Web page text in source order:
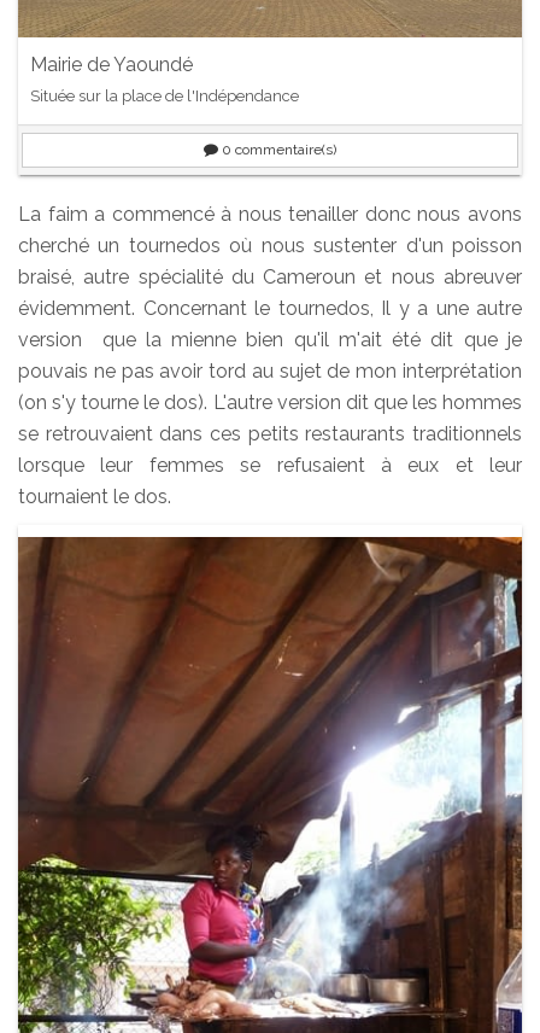
Mairie de Yaoundé
Située sur la place de l'Indépendance
0 commentaire(s)
La faim a commencé à nous tenailler donc nous avons
cherché un tournedos où nous sustenter d'un poisson
braisé, autre spécialité du Cameroun et nous abreuver
évidemment. Concernant le tournedos, Il y a une autre
version que la mienne bien qu'il m'ait été dit que je
pouvais ne pas avoir tord au sujet de mon interprétation
(on s'y tourne le dos). L'autre version dit que les hommes
se retrouvaient dans ces petits restaurants traditionnels
lorsque leur femmes se refusaient à eux et leur
tournaient le dos.